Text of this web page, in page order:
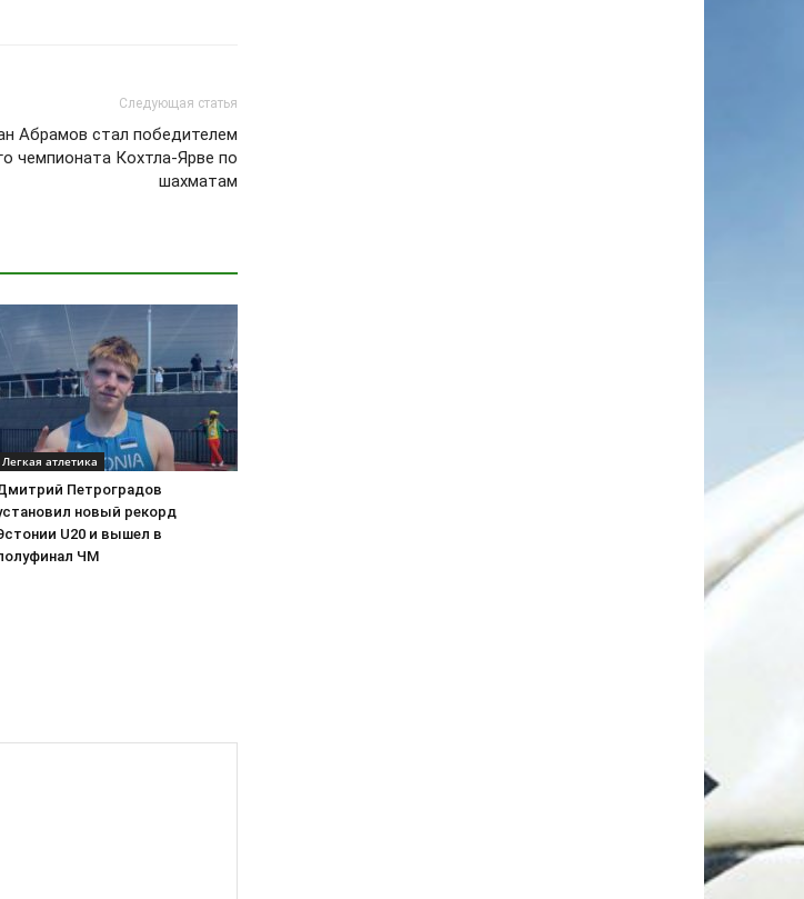
Следующая статья
Абрамов стал победителем
чемпионата Кохтла-Ярве по
шахматам
Легкая атлетика
Петроградов
новый рекорд
U20 и вышел в
ЧМ